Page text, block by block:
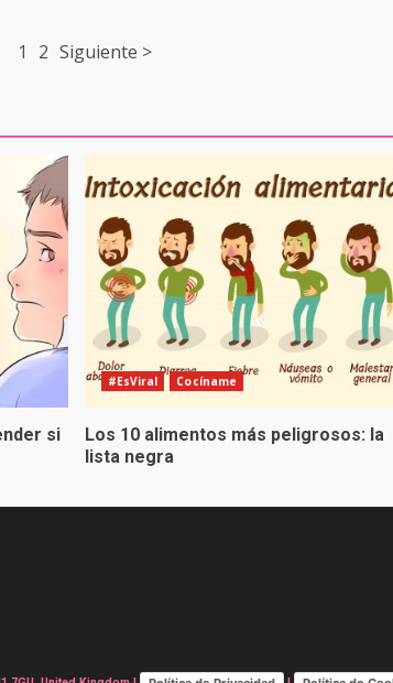
1 2 Siguiente >
si
#EsViral Cocíname
Los 10 alimentos más peligrosos: la
lista negra